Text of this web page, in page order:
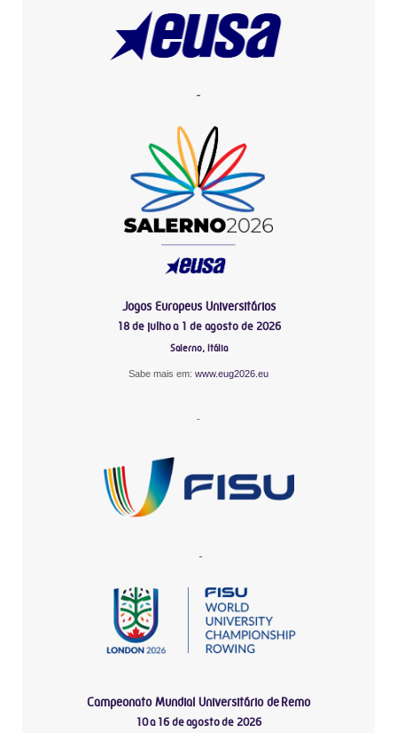
-
Jogos Europeus Universitários
18 de julho a 1 de agosto de 2026
Salerno, Itália
Sabe mais em: www.eug2026.eu
-
-
Campeonato Mundial Universitário de Remo
10 a 16 de agosto de 2026